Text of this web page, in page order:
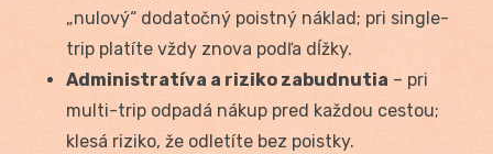
„nulový“ dodatočný poistný náklad; pri single-
trip platíte vždy znova podľa dĺžky.
Administratíva a riziko zabudnutia – pri
multi-trip odpadá nákup pred každou cestou;
klesá riziko, že odletíte bez poistky.